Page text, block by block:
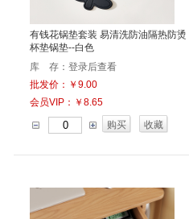
有钱花锅垫套装 易清洗防油隔热防烫
杯垫锅垫--白色
库 存：登录后查看
批发价：￥9.00
会员VIP：￥8.65
购买
收藏